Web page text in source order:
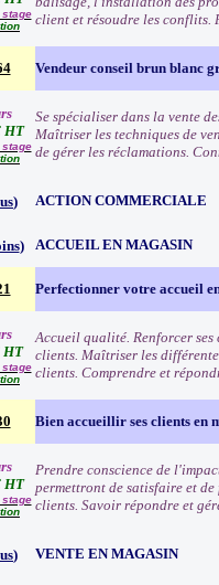
stage client et résoudre les conflits.
Vendeur conseil brun blanc
HT
stage
Se spécialiser dans la vente
Maîtriser les techniques de
de gérer les réclamations.
) ACTION COMMERCIALE
) ACCUEIL EN MAGASIN
Perfectionner votre accueil
HT
stage
Accueil qualité. Renforcer ses
clients. Maîtriser les
clients. Comprendre et
Bien accueillir ses clients en
HT
stage
Prendre conscience de
permettront de satisfaire et
clients. Savoir répondre et
) VENTE EN MAGASIN